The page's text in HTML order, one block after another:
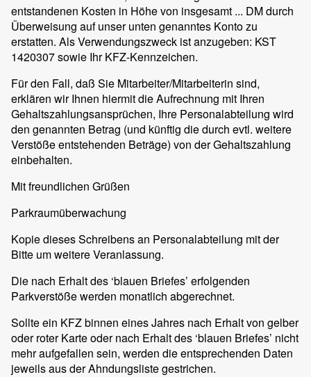
entstandenen Kosten in Höhe von insgesamt ... DM durch
Überweisung auf unser unten genanntes Konto zu
erstatten. Als Verwendungszweck ist anzugeben: KST
1420307 sowie Ihr KFZ-Kennzeichen.
Für den Fall, daß Sie Mitarbeiter/Mitarbeiterin sind,
erklären wir Ihnen hiermit die Aufrechnung mit Ihren
Gehaltszahlungsansprüchen, Ihre Personalabteilung wird
den genannten Betrag (und künftig die durch evtl. weitere
Verstöße entstehenden Beträge) von der Gehaltszahlung
einbehalten.
Mit freundlichen Grüßen
Parkraumüberwachung
Kopie dieses Schreibens an Personalabteilung mit der
Bitte um weitere Veranlassung.
Die nach Erhalt des ‘blauen Briefes’ erfolgenden
Parkverstöße werden monatlich abgerechnet.
Sollte ein KFZ binnen eines Jahres nach Erhalt von gelber
oder roter Karte oder nach Erhalt des ‘blauen Briefes’ nicht
mehr aufgefallen sein, werden die entsprechenden Daten
jeweils aus der Ahndungsliste gestrichen.